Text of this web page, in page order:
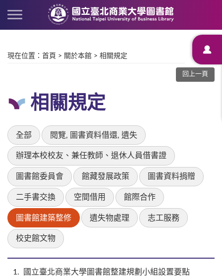
現在位置 ： 首頁 > 關於本館 > 相關規定
回上一頁
相關規定
全部 閱覽, 圖書資料借還, 遺失
辦理本校校友、兼任教師、退休人員借書證
圖書館委員會 館藏發展政策 圖書資料捐贈
二手書交換 空間借用 館際合作
圖書館建築整修 遺失物處理 志工服務
校史館文物
1 國立臺北商業大學圖書館整建規劃小組設置要點